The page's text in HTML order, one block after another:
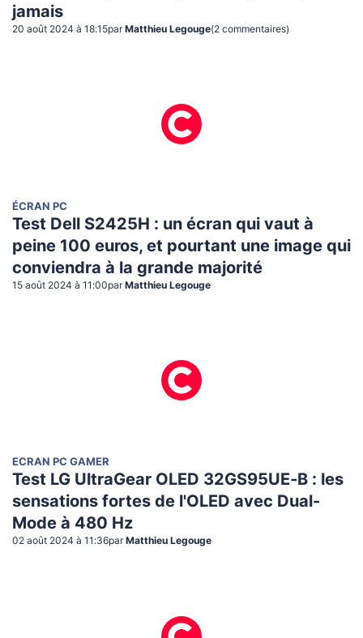
jamais
20 août 2024 à 18:15par Matthieu Legouge(2 commentaires)
ÉCRAN PC
Test Dell S2425H : un écran qui vaut à
peine 100 euros, et pourtant une image qui
conviendra à la grande majorité
15 août 2024 à 11:00par Matthieu Legouge
ECRAN PC GAMER
Test LG UltraGear OLED 32GS95UE-B : les
sensations fortes de l'OLED avec Dual-
Mode à 480 Hz
02 août 2024 à 11:36par Matthieu Legouge